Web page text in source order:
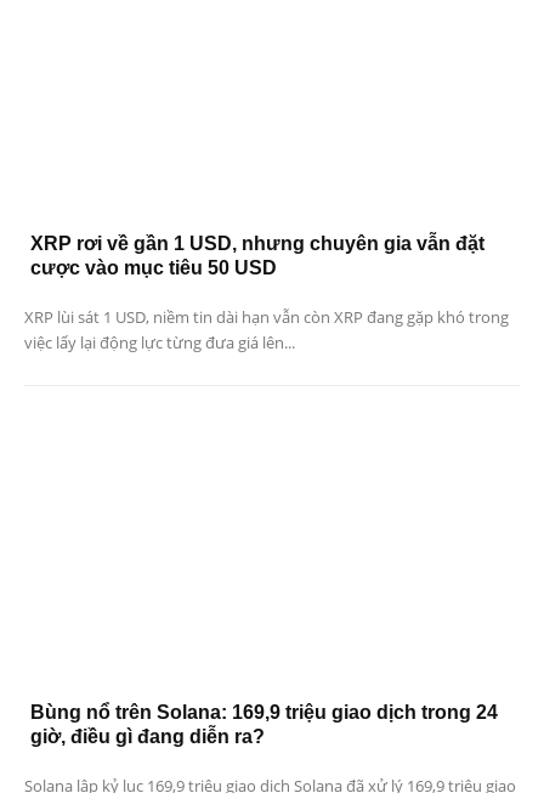
XRP rơi về gần 1 USD, nhưng chuyên gia vẫn đặt
cược vào mục tiêu 50 USD
XRP lùi sát 1 USD, niềm tin dài hạn vẫn còn XRP đang gặp khó trong
việc lấy lại động lực từng đưa giá lên...
Bùng nổ trên Solana: 169,9 triệu giao dịch trong 24
giờ, điều gì đang diễn ra?
Solana lập kỷ lục 169,9 triệu giao dịch Solana đã xử lý 169,9 triệu giao